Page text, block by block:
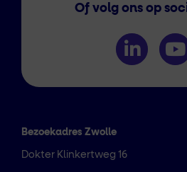
Bezoekadres Zwolle
Dokter Klinkertweg 16
Of volg ons op